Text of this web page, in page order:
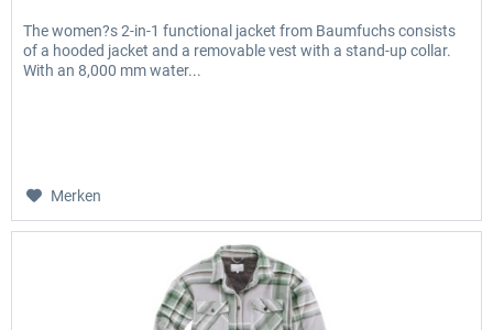
The women?s 2-in-1 functional jacket from Baumfuchs consists
of a hooded jacket and a removable vest with a stand-up collar.
With an 8,000 mm water...
Merken